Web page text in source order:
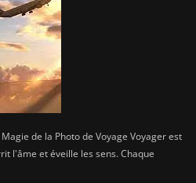
de la Photo de Voyage Voyager est
l'âme et éveille les sens. Chaque